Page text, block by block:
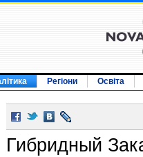
Регіони Освіта
Гибридный